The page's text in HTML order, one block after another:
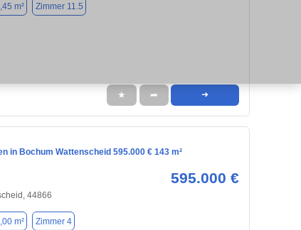
m² Zimmer 11.5
★ ➦ ➜
in Bochum Wattenscheid 595.000 € 143 m²
595.000 €
44866
m² Zimmer 4